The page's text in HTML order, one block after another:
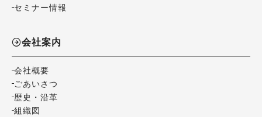
セミナー情報
会社案内
会社概要
ごあいさつ
歴史・沿革
組織図